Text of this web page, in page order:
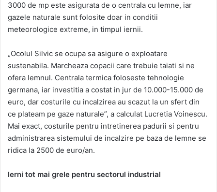
3000 de mp este asigurata de o centrala cu lemne, iar
gazele naturale sunt folosite doar in conditii
meteorologice extreme, in timpul iernii.
„Ocolul Silvic se ocupa sa asigure o exploatare
sustenabila. Marcheaza copacii care trebuie taiati si ne
ofera lemnul. Centrala termica foloseste tehnologie
germana, iar investitia a costat in jur de 10.000-15.000 de
euro, dar costurile cu incalzirea au scazut la un sfert din
ce plateam pe gaze naturale”, a calculat Lucretia Voinescu.
Mai exact, costurile pentru intretinerea padurii si pentru
administrarea sistemului de incalzire pe baza de lemne se
ridica la 2500 de euro/an.
Ierni tot mai grele pentru sectorul industrial